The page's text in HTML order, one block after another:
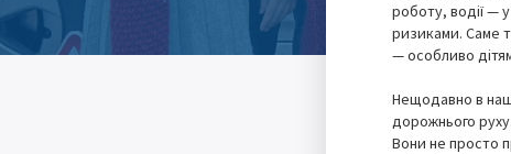
роботу, водії —
ризиками. Саме
— особливо
Нещодавно в
дорожнього
Вони не просто